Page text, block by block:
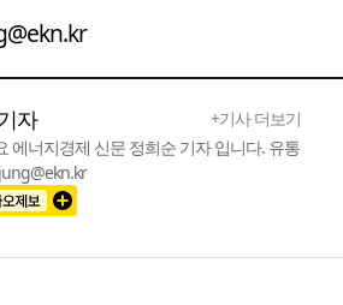
자
+기사 더보기
에너지경제 신문 정희순 기자 입니다. 유통